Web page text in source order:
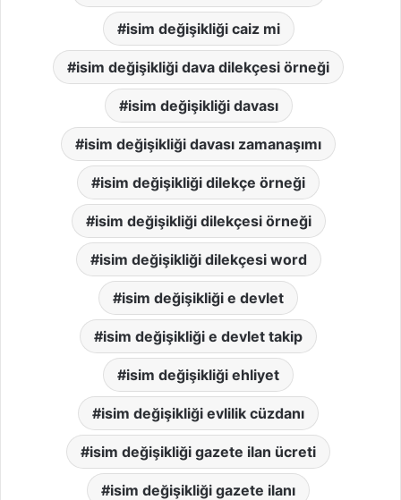
isim değişikliği caiz mi
isim değişikliği dava dilekçesi örneği
isim değişikliği davası
isim değişikliği davası zamanaşımı
isim değişikliği dilekçe örneği
isim değişikliği dilekçesi örneği
isim değişikliği dilekçesi word
isim değişikliği e devlet
isim değişikliği e devlet takip
isim değişikliği ehliyet
isim değişikliği evlilik cüzdanı
isim değişikliği gazete ilan ücreti
isim değişikliği gazete ilanı